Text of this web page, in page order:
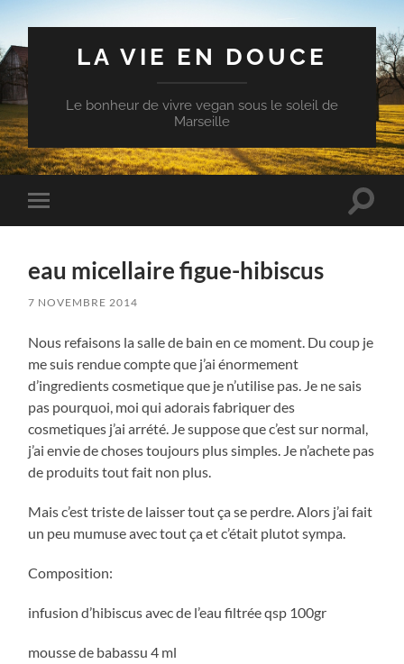
LA VIE EN DOUCE
Le bonheur de vivre vegan sous le soleil de
Marseille
Toggle
mobile
Toggle
eau micellaire figue-hibiscus
7 NOVEMBRE 2014
Nous refaisons la salle de bain en ce moment. Du coup je
me suis rendue compte que j’ai énormement
d’ingredients cosmetique que je n’utilise pas. Je ne sais
pas pourquoi, moi qui adorais fabriquer des
cosmetiques j’ai arrété. Je suppose que c’est sur normal,
j’ai envie de choses toujours plus simples. Je n’achete pas
de produits tout fait non plus.
Mais c’est triste de laisser tout ça se perdre. Alors j’ai fait
un peu mumuse avec tout ça et c’était plutot sympa.
Composition:
infusion d’hibiscus avec de l’eau filtrée qsp 100gr
mousse de babassu 4 ml